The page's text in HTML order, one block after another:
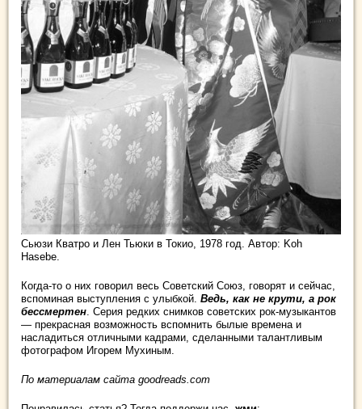
Сьюзи Кватро и Лен Тьюки в Токио, 1978 год. Автор: Koh
Hasebe.
Когда-то о них говорил весь Советский Союз, говорят и сейчас,
вспоминая выступления с улыбкой. Ведь, как не крути, а рок
бессмертен . Серия редких снимков советских рок-музыкантов
— прекрасная возможность вспомнить былые времена и
насладиться отличными кадрами, сделанными талантливым
фотографом Игорем Мухиным.
По материалам сайта goodreads.com